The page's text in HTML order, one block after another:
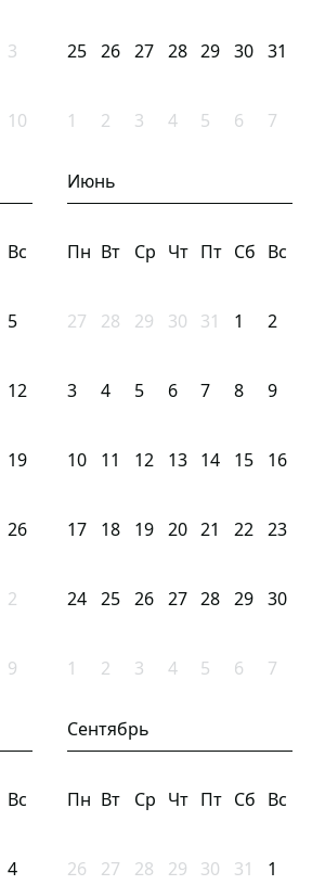
3
10
25 26 27 28 29 30 31
1 2 3 4 5 6 7
Вс
5
12
19
26
2
9
Июнь
Пн Вт Ср Чт Пт Сб Вс
27 28 29 30 31 1 2
3 4 5 6 7 8 9
10 11 12 13 14 15 16
17 18 19 20 21 22 23
24 25 26 27 28 29 30
1 2 3 4 5 6 7
Вс
4
Сентябрь
Пн Вт Ср Чт Пт Сб Вс
26 27 28 29 30 31 1